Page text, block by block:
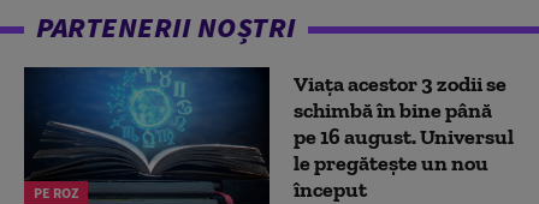
PARTENERII NOȘTRI
PE ROZ
Viața acestor 3 zodii se
schimbă în bine până
pe 16 august. Universul
le pregătește un nou
început